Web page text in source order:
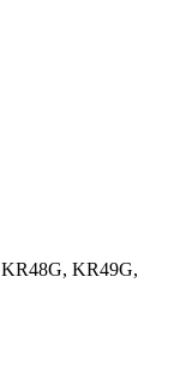
KR49G,